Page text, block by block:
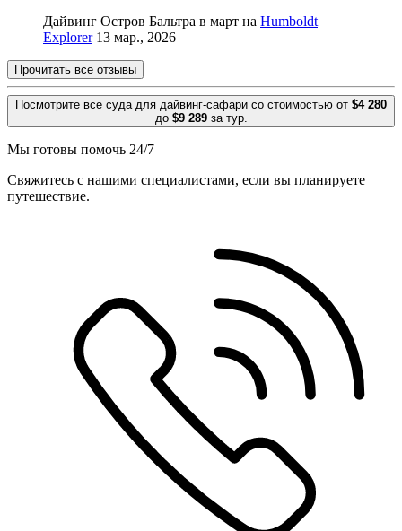
Дайвинг Остров Бальтра в март на Humboldt
Explorer 13 мар., 2026
Прочитать все отзывы
Посмотрите все суда для дайвинг-сафари со стоимостью от $4 280
до $9 289за тур.
Мы готовы помочь 24/7
Свяжитесь с нашими специалистами, если вы планируете
путешествие.